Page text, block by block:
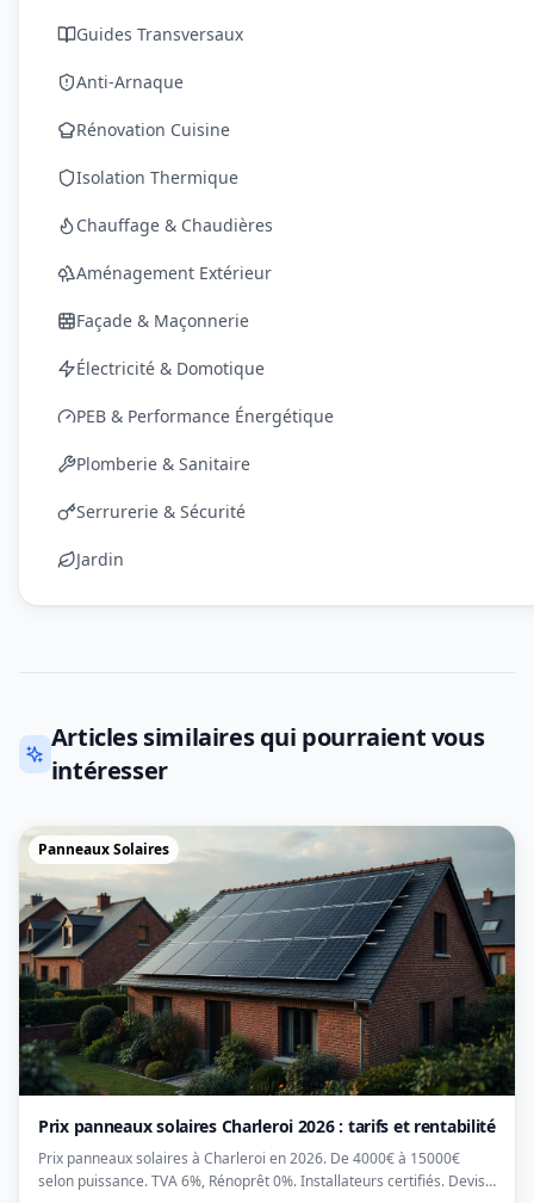
Guides Transversaux
Anti-Arnaque
Rénovation Cuisine
Isolation Thermique
Chauffage & Chaudières
Aménagement Extérieur
Façade & Maçonnerie
Électricité & Domotique
PEB & Performance Énergétique
Plomberie & Sanitaire
Serrurerie & Sécurité
Jardin
Articles similaires qui pourraient vous
intéresser
Panneaux Solaires
Prix panneaux solaires Charleroi 2026 : tarifs et rentabilité
Prix panneaux solaires à Charleroi en 2026. De 4000€ à 15000€
selon puissance. TVA 6%, Rénoprêt 0%. Installateurs certifiés. Devis